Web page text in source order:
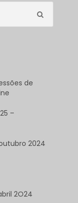
de
–
2024
2O24